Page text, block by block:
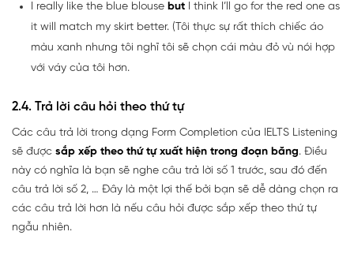
I really like the blue blouse but I think I’ll go for the red one as
it will match my skirt better. (Tôi thực sự rất thích chiếc áo
màu xanh nhưng tôi nghĩ tôi sẽ chọn cái màu đỏ vù nói hợp
với váy của tôi hơn.
2.4. Trả lời câu hỏi theo thứ tự
Các câu trả lời trong dạng Form Completion của IELTS Listening
sẽ được sắp xếp theo thứ tự xuất hiện trong đoạn băng. Điều
này có nghĩa là bạn sẽ nghe câu trả lời số 1 trước, sau đó đến
câu trả lời số 2, … Đây là một lợi thế bởi bạn sẽ dễ dàng chọn ra
các câu trả lời hơn là nếu câu hỏi được sắp xếp theo thứ tự
ngẫu nhiên.